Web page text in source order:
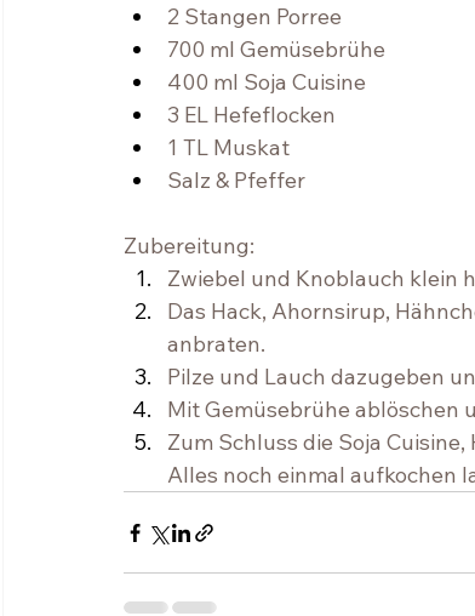
2 Stangen Porree⁠
700 ml Gemüsebrühe⁠
400 ml Soja Cuisine⁠
3 EL Hefeflocken ⁠
1 TL Muskat ⁠
Salz & Pfeffer⁠ ⁠
Zubereitung:
Zwiebel und Knoblauch klein
Das Hack, Ahornsirup,
anbraten. ⁠
Pilze und Lauch dazugeben
Mit Gemüsebrühe ablöschen
Zum Schluss die Soja
Alles noch einmal aufkochen